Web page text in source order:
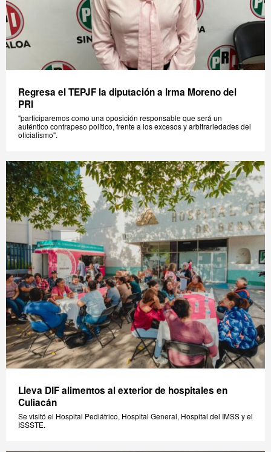
Regresa el TEPJF la diputación a Irma Moreno del
PRI
"participaremos como una oposición responsable que será un
auténtico contrapeso político, frente a los excesos y arbitrariedades del
oficialismo".
Lleva DIF alimentos al exterior de hospitales en
Culiacán
Se visitó el Hospital Pediátrico, Hospital General, Hospital del IMSS y el
ISSSTE.